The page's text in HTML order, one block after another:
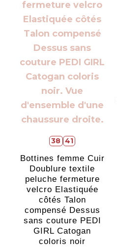
38 41
Bottines femme Cuir
Doublure textile
peluche fermeture
velcro Elastiquée
côtés Talon
compensé Dessus
sans couture PEDI
GIRL Catogan
coloris noir